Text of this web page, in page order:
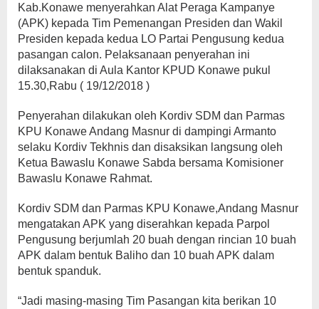
Kab.Konawe menyerahkan Alat Peraga Kampanye
(APK) kepada Tim Pemenangan Presiden dan Wakil
Presiden kepada kedua LO Partai Pengusung kedua
pasangan calon. Pelaksanaan penyerahan ini
dilaksanakan di Aula Kantor KPUD Konawe pukul
15.30,Rabu ( 19/12/2018 )
Penyerahan dilakukan oleh Kordiv SDM dan Parmas
KPU Konawe Andang Masnur di dampingi Armanto
selaku Kordiv Tekhnis dan disaksikan langsung oleh
Ketua Bawaslu Konawe Sabda bersama Komisioner
Bawaslu Konawe Rahmat.
Kordiv SDM dan Parmas KPU Konawe,Andang Masnur
mengatakan APK yang diserahkan kepada Parpol
Pengusung berjumlah 20 buah dengan rincian 10 buah
APK dalam bentuk Baliho dan 10 buah APK dalam
bentuk spanduk.
“Jadi masing-masing Tim Pasangan kita berikan 10